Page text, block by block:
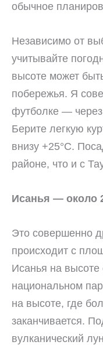
обычное
Независимо от
учитывайте
высоте может
побережья. Я
футболке —
Берите легкую
внизу +25°C.
районе, что и с
Исанья — около
Это совершенно
происходит с
Исанья на высоте
национальном
на высоте, где
заканчивается.
вулканический